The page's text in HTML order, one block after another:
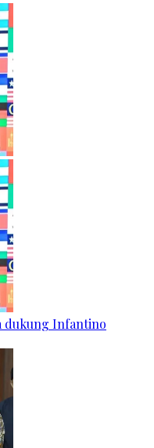
dukung Infantino